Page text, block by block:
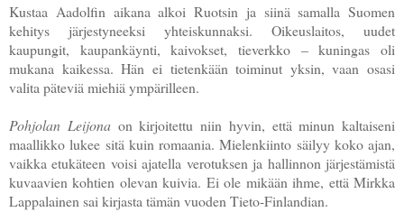
Kustaa Aadolfin aikana alkoi Ruotsin ja siinä samalla Suomen
kehitys järjestyneeksi yhteiskunnaksi. Oikeuslaitos, uudet
kaupungit, kaupankäynti, kaivokset, tieverkko – kuningas oli
mukana kaikessa. Hän ei tietenkään toiminut yksin, vaan osasi
valita päteviä miehiä ympärilleen.
Pohjolan Leijonaon kirjoitettu niin hyvin, että minun kaltaiseni
maallikko lukee sitä kuin romaania. Mielenkiinto säilyy koko ajan,
vaikka etukäteen voisi ajatella verotuksen ja hallinnon järjestämistä
kuvaavien kohtien olevan kuivia. Ei ole mikään ihme, että Mirkka
Lappalainen sai kirjasta tämän vuoden Tieto-Finlandian.